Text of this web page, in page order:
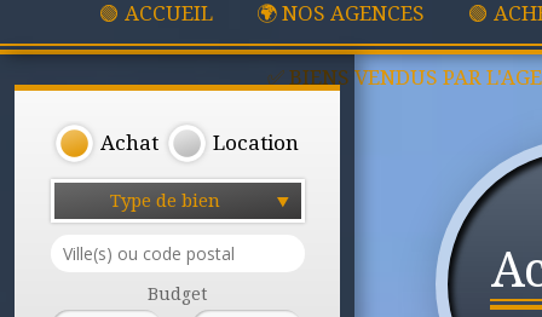
🟢 ACCUEIL 🌍 NOS AGENCES 🟢
✅ BIENS VENDUS PAR
Achat Location
Type de bien
Budget